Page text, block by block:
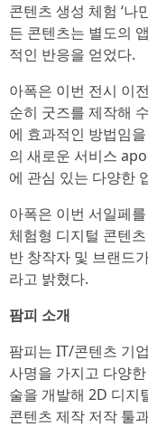
콘텐츠 생성 체험 ‘나
든 콘텐츠는 별도의
적인 반응을 얻었다.
아폭은 이번 전시 이
순히 굿즈를 제작해
에 효과적인 방법임
의 새로운 서비스
에 관심 있는 다양한
아폭은 이번 서일페
체험형 디지털 콘텐
반 창작자 및 브랜드
라고 밝혔다.
팜피 소개
팜피는 IT/콘텐츠 기
사명을 가지고 다양
술을 개발해 2D 디지
콘텐츠 제작 저작 툴